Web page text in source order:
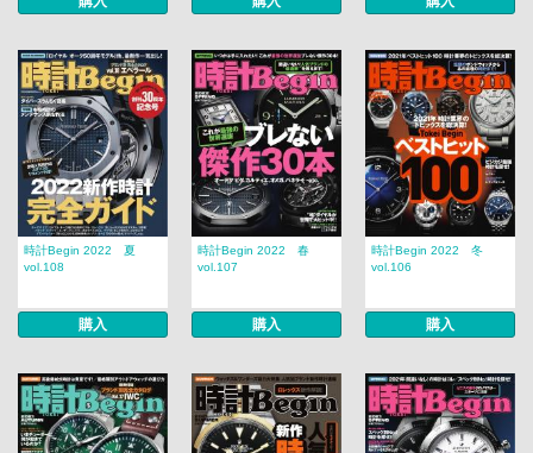
時計Begin 2022 夏
vol.108
購入
時計Begin 2022 春
vol.107
購入
時計Begin 2022 冬
vol.106
購入